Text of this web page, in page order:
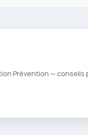
Prévention —